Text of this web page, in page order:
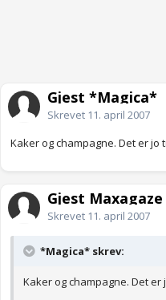
Gjest *Magica*
Skrevet 11. april 2007
Kaker og champagne. Det er jo
Gjest Maxagaze
Skrevet 11. april 2007
*Magica* skrev:
Kaker og champagne. Det er